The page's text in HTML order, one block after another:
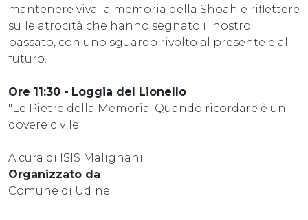
mantenere viva la memoria della Shoah e riflettere
sulle atrocità che hanno segnato il nostro
passato, con uno sguardo rivolto al presente e al
futuro.
Ore 11:30 - Loggia del Lionello
"Le Pietre della Memoria. Quando ricordare è un
dovere civile"
A cura di ISIS Malignani
Organizzato da
Comune di Udine